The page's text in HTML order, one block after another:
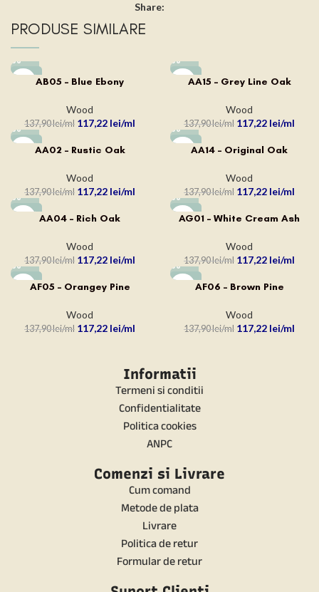
Share:
PRODUSE SIMILARE
-15%AB05 – Blue Ebony
Wood
137,90lei 117,22 lei
-15%AA15 – Grey Line Oak
Wood
137,90lei 117,22 lei
-15%AA02 – Rustic Oak
Wood
137,90lei 117,22 lei
-15%AA14 – Original Oak
Wood
137,90lei 117,22 lei
-15% AA04 – Rich Oak
Wood
137,90lei 117,22 lei
-15%
AG01 – White Cream Ash
Wood
137,90lei 117,22 lei
-15%AF05 – Orangey Pine
Wood
137,90lei 117,22 lei
-15%AF06 – Brown Pine
Wood
137,90lei 117,22 lei
Informatii
Termeni si conditii
Confidentialitate
Politica cookies
ANPC
Comenzi si Livrare
Cum comand
Metode de plata
Livrare
Politica de retur
Formular de retur